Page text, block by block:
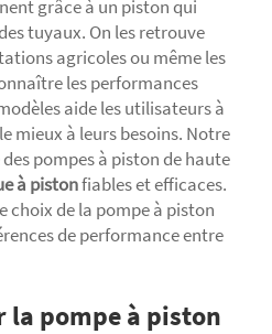
grâce à un piston qui
tuyaux. On les retrouve
agricoles ou même les
les performances
aide les utilisateurs à
mieux à leurs besoins. Notre
pompes à piston de haute
à pistonfiables et efficaces.
choix de la pompe à piston
de performance entre
la pompe à piston